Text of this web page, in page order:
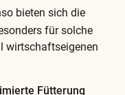
bieten sich die
für solche
wirtschaftseigenen
Fütterung